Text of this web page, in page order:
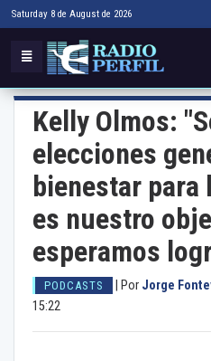
Saturday 8 de August de 2026
Kelly Olmos:
elecciones
bienestar para
es nuestro
esperamos
PODCASTS Por Jorge
15:22